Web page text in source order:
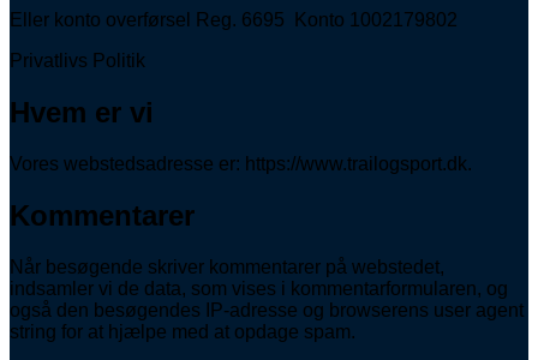
Eller konto overførsel Reg. 6695 Konto 1002179802
Privatlivs Politik
Hvem er vi
Vores webstedsadresse er: https://www.trailogsport.dk.
Kommentarer
Når besøgende skriver kommentarer på webstedet,
indsamler vi de data, som vises i kommentarformularen, og
også den besøgendes IP-adresse og browserens user agent
string for at hjælpe med at opdage spam.